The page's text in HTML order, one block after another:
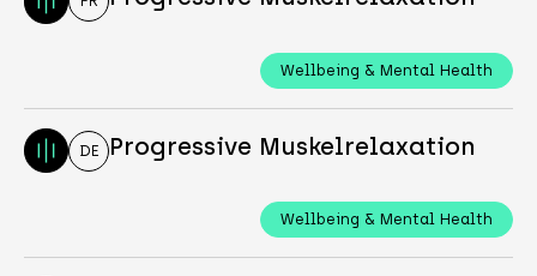
Wellbeing & Mental Health
DE Progressive Muskelrelaxation
Wellbeing & Mental Health